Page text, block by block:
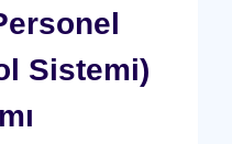
Sistemi)